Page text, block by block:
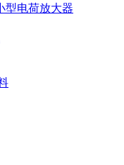
型电荷放大器